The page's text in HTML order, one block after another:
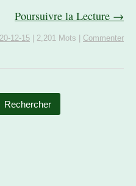
Poursuivre la Lecture →
12-15 2,201 Mots Commenter
Rechercher